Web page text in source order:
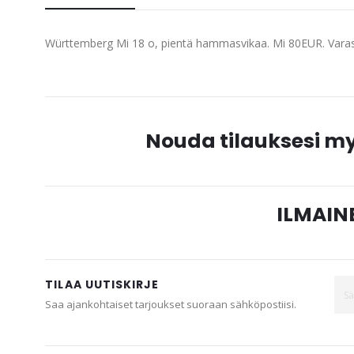
of
gallery
Württemberg Mi 18 o, pientä hammasvikaa. Mi 80EUR.
Nouda tilauksesi
TILAA UUTISKIRJE
Saa ajankohtaiset tarjoukset suoraan sähköpostiisi.